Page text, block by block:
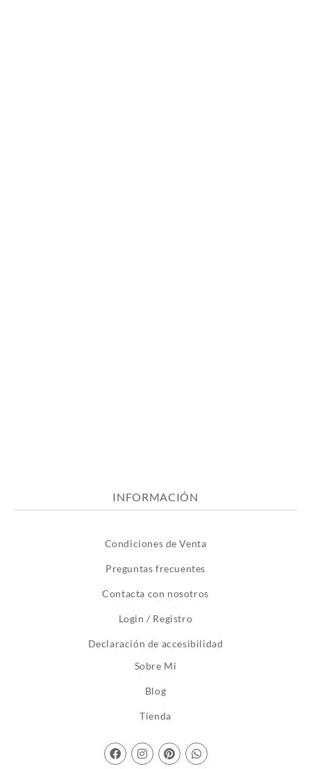
INFORMACIÓN
Condiciones de Venta
Preguntas frecuentes
Contacta con nosotros
Login / Registro
Declaración de accesibilidad
Sobre Mi
Blog
Tienda